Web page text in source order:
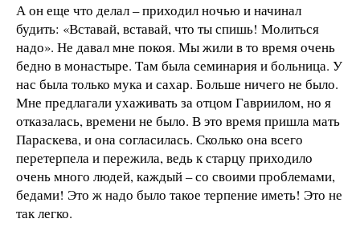
А он еще что делал – приходил ночью и начинал
будить: «Вставай, вставай, что ты спишь! Молиться
надо». Не давал мне покоя. Мы жили в то время очень
бедно в монастыре. Там была семинария и больница. У
нас была только мука и сахар. Больше ничего не было.
Мне предлагали ухаживать за отцом Гавриилом, но я
отказалась, времени не было. В это время пришла мать
Параскева, и она согласилась. Сколько она всего
перетерпела и пережила, ведь к старцу приходило
очень много людей, каждый – со своими проблемами,
бедами! Это ж надо было такое терпение иметь! Это не
так легко.